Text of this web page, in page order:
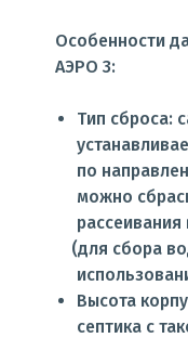
Особенности
АЭРО 3:
Тип сброса:
по
можно
рассеивания
(для сбора
Высота
септика с